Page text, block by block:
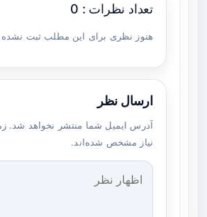
تعداد نظرات : 0
هنوز نظری برای این مطلب ثبت
ارسال نظر
آدرس ایمیل شما منتشر نخواهد شد.
نیاز مشخص شده‌اند.